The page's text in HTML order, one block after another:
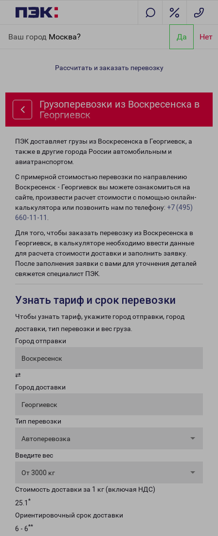
Ваш город Москва? Да Нет
Георгиевск
Рассчитать и заказать перевозку
Грузоперевозки из Воскресенска в
Георгиевск
ПЭК доставляет грузы из Воскресенска в Георгиевск, а
также в другие города России автомобильным и
авиатранспортом.
С примерной стоимостью перевозки по направлению
Воскресенск - Георгиевск вы можете ознакомиться на
сайте, произвести расчет стоимости с помощью онлайн-
калькулятора или позвонить нам по телефону: +7 (495)
660-11-11
Для того, чтобы заказать перевозку из Воскресенска в
Георгиевск, в калькуляторе необходимо ввести данные
для расчета стоимости доставки и заполнить заявку.
После заполнения заявки с вами для уточнения деталей
свяжется специалист ПЭК.
Узнать тариф и срок перевозки
Чтобы узнать тариф, укажите город отправки, город
доставки, тип перевозки и вес груза.
Город отправки
Воскресенск
⇄
Город доставки
Георгиевск
Тип перевозки
Автоперевозка
Введите вес
От 3000 кг
Стоимость доставки за 1 кг (включая НДС)
25.1 *
Ориентировочный срок доставки
6 - 6**